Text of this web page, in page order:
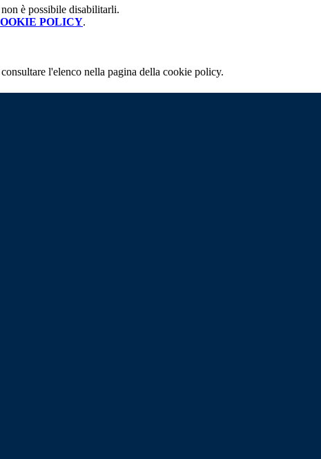
è possibile disabilitarli.
POLICY.
l'elenco nella pagina della cookie policy.